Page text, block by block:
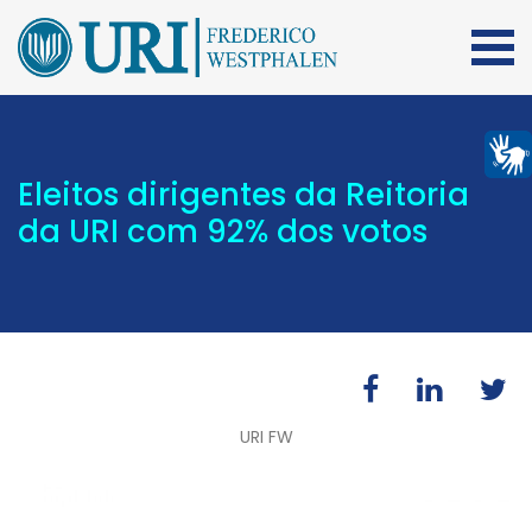
Eleitos dirigentes da Reitoria
da URI com 92% dos votos
URI FW